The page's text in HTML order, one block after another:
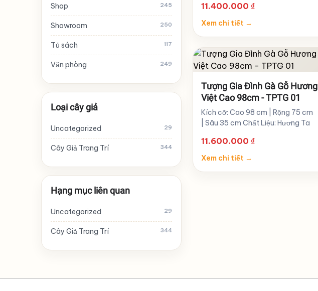
Shop 245
Showroom 250
Tủ sách 117
Văn phòng 249
Loại cây giả
Uncategorized 29
Cây Giả Trang Trí 344
Hạng mục liên quan
Uncategorized 29
Cây Giả Trang Trí 344
11.400.000 ₫
Xem chi tiết →
Tượng Gia Đình Gà Gỗ Hương
Việt Cao 98cm - TPTG 01
Kích cỡ: Cao 98 cm | Rộng 75 cm
| Sâu 35 cm Chất Liệu: Hương Ta
11.600.000 ₫
Xem chi tiết →